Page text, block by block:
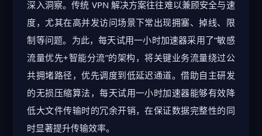
深入洞察。传统 VPN 解决方案往往难以兼顾安全与速
度，尤其在高并发访问场景下常出现拥塞、掉线、限
制等问题。为此，每天试用一小时加速器采用了“敏感
流量优先+智能分流”的架构，将关键业务流量绕过公
共拥堵路径，优先调度到低延迟通道。借助自主研发
的无损压缩算法，每天试用一小时加速器能够有效降
低大文件传输时的冗余开销，在保证数据完整性的同
时显著提升传输效率。